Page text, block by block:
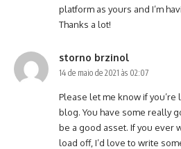
platform as yours and I’m
Thanks a lot!
storno brzinol
14 de maio de 2021 às 02:07
Please let me know if
blog. You have some really
be a good asset. If you ever
load off, I’d love to write